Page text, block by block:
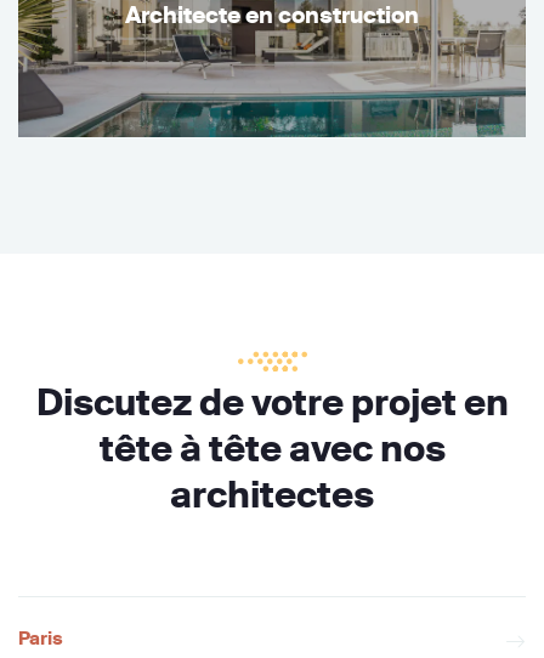
Architecte en construction
Discutez de votre projet en
tête à tête avec nos
architectes
Paris